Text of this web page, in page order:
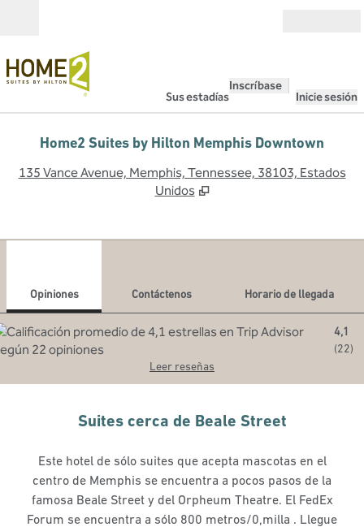
Sus estadías
Inscríbase
Inicie sesión
Home2 Suites by Hilton Memphis Downtown
135 Vance Avenue, Memphis, Tennessee, 38103, Estados
Unidos
Opiniones Contáctenos
Horario de llegada
4,1
(22)
Leer reseñas
Suites cerca de Beale Street
Este hotel de sólo suites que acepta mascotas en el
centro de Memphis se encuentra a pocos pasos de la
famosa Beale Street y del Orpheum Theatre. El FedEx
Forum se encuentra a sólo 800 metros/0,milla . Llegue